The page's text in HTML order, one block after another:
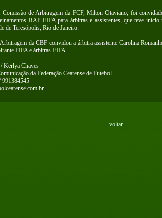
Comissão de Arbitragem da FCF, Milton Otaviano, foi
RAP FIFA para árbitras e assistentes, que teve
de Teresópolis, Rio de Janeiro.
da CBF convidou a árbitra assistente Carolina
FIFA e árbitras FIFA.
Kerlya Chaves
da Federação Cearense de Futebol
991384545
voltar